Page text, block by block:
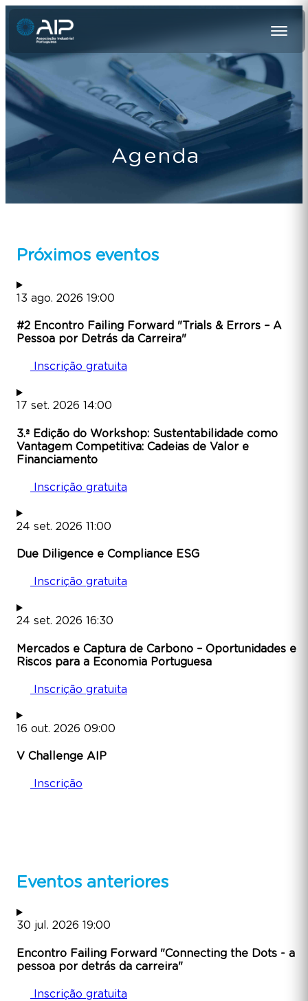
Agenda
Próximos eventos
13 ago. 2026 19:00
#2 Encontro Failing Forward "Trials & Errors – A
Pessoa por Detrás da Carreira"
Inscrição gratuita
17 set. 2026 14:00
3.ª Edição do Workshop: Sustentabilidade como
Vantagem Competitiva: Cadeias de Valor e
Financiamento
Inscrição gratuita
24 set. 2026 11:00
Due Diligence e Compliance ESG
Inscrição gratuita
24 set. 2026 16:30
Mercados e Captura de Carbono – Oportunidades e
Riscos para a Economia Portuguesa
Inscrição gratuita
16 out. 2026 09:00
V Challenge AIP
Inscrição
Eventos anteriores
30 jul. 2026 19:00
Encontro Failing Forward "Connecting the Dots - a
pessoa por detrás da carreira"
Inscrição gratuita